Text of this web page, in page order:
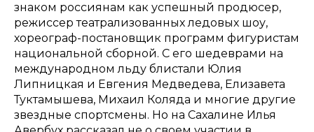
знаком россиянам как успешный продюсер,
режиссер театрализованных ледовых шоу,
хореограф-постановщик программ фигуристам
национальной сборной. С его шедеврами на
международном льду блистали Юлия
Липницкая и Евгения Медведева, Елизавета
Туктамышева, Михаил Коляда и многие другие
звездные спортсмены. Но на Сахалине Илья